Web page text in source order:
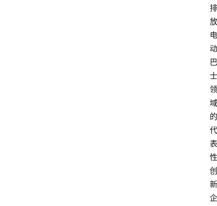
排
放
电
动
巴
士
领
域
的
代
表
性
创
新
企